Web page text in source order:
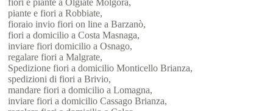
piante e fiori a Robbiate,
fioraio invio fiori on line a Barzanò,
fiori a domicilio a Costa Masnaga,
inviare fiori domicilio a Osnago,
regalare fiori a Malgrate,
Spedizione fiori a domicilio Monticello Brianza,
spedizioni di fiori a Brivio,
mandare fiori a domicilio a Lomagna,
inviare fiori a domicilio Cassago Brianza,